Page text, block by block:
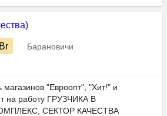
Br
Барановичи
"Евроопт", "Хит!" и
на работу ГРУЗЧИКА В
СЕКТОР КАЧЕСТВА